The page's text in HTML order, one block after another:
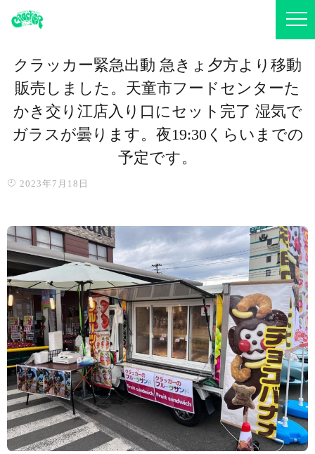
クラッカー緊急出動️ 急きょ夕方より移動
販売しました。天童市フードセンターた
かき交り江店入り口にセット完了️ 湿気で
ガラスが曇ります。夜19:30くらいまでの
予定です。
2023年7月18日